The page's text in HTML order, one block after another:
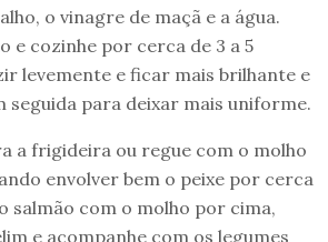
o vinagre de maçã e a água.
e cozinhe por cerca de 3 a 5
levemente e ficar mais brilhante e
seguida para deixar mais uniforme.
a frigideira ou regue com o molho
envolver bem o peixe por cerca
salmão com o molho por cima,
e acompanhe com os legumes